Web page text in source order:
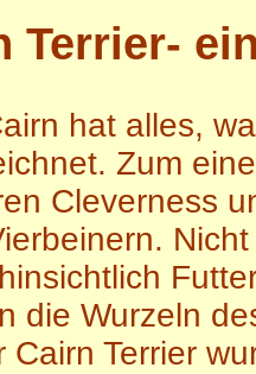
Terrier-
hat alles,
Zum
Cleverness
die Wurzeln
Cairn Terrier